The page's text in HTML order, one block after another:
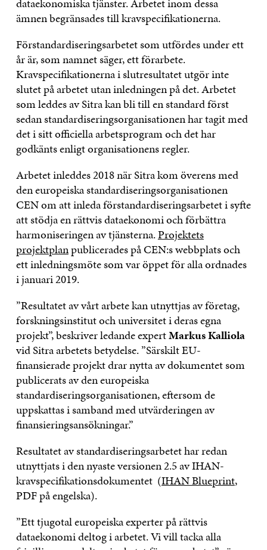
ämnen begränsades till kravspecifikationerna.
Förstandardiseringsarbetet som utfördes under ett
år är, som namnet säger, ett förarbete.
Kravspecifikationerna i slutresultatet utgör inte
slutet på arbetet utan inledningen på det. Arbetet
som leddes av Sitra kan bli till en standard först
sedan standardiseringsorganisationen har tagit med
det i sitt officiella arbetsprogram och det har
godkänts enligt organisationens regler.
Arbetet inleddes 2018 när Sitra kom överens med
den europeiska standardiseringsorganisationen
CEN om att inleda förstandardiseringsarbetet i syfte
att stödja en rättvis dataekonomi och förbättra
harmoniseringen av tjänsterna.Projektets
projektplanpublicerades på CEN:s webbplats och
ett inledningsmöte som var öppet för alla ordnades
i januari 2019.
”Resultatet av vårt arbete kan utnyttjas av företag,
forskningsinstitut och universitet i deras egna
projekt”, beskriver ledande expertMarkusKalliola
vid Sitra arbetets betydelse. ”Särskilt EU-
finansierade projekt drar nytta av dokumentet som
publicerats av den europeiska
standardiseringsorganisationen, eftersom de
uppskattas i samband med utvärderingen av
finansieringsansökningar.”
Resultatet av standardiseringsarbetet har redan
utnyttjats i den nyaste versionen 2.5 av IHAN-
kravspecifikationsdokumentet (IHAN Blueprint,
PDF på engelska).
”Ett tjugotal europeiska experter på rättvis
dataekonomi deltog i arbetet. Vi vill tacka alla